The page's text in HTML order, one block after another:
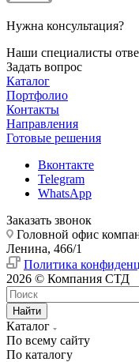
Нужна консультация?
Наши специалисты
Задать вопрос
Каталог
Портфолио
Контакты
Направления
Готовые решения
Вконтакте
Telegram
WhatsApp
Заказать звонок
Головной офис
Ленина, 466/1
Политика
2026 © Компания СТД
Найти
Каталог
По всему сайту
По каталогу